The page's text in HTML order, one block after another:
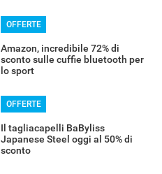
OFFERTE
Amazon, incredibile 72% di
sconto sulle cuffie bluetooth per
lo sport
OFFERTE
Il tagliacapelli BaByliss
Japanese Steel oggi al 50% di
sconto